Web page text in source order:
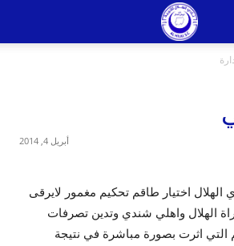
أبريل 4, 2014
الهلال اختيار طاقم تحكيم مغمور لايرقى
الهلال واهلي شندي وتدين تصرفات
التي اثرت بصورة مباشرة في نتيجة